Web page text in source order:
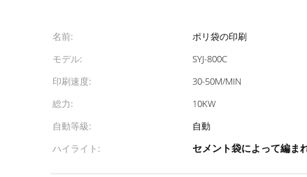
名前: ポリ袋の印刷
モデル:
SYJ-800C
印刷速度:
30-50M/MIN
総力:
10KW
自動等級:
自動
ハイライト:
セメント袋によって編ま